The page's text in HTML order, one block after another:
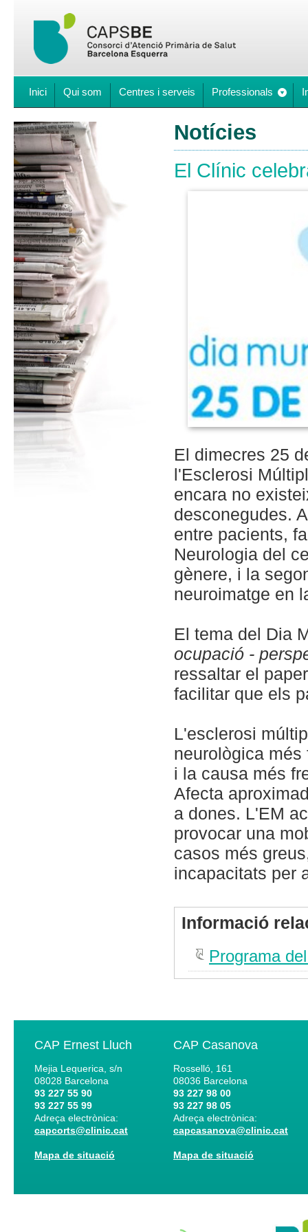
Inici Qui som Centres i serveis Professionals
Notícies
El Clínic
El dimecres 25
l'Esclerosi
encara no
desconegudes.
entre pacients,
Neurologia del
gènere, i la
neuroimatge en
El tema del Dia
ocupació -
ressaltar el
facilitar que els
L'esclerosi
neurològica
i la causa més
Afecta
a dones. L'EM
provocar una
casos més
incapacitats per
Informació
Programa
CAP Ernest Lluch
Mejia Lequerica, s/n
08028 Barcelona
93 227 55 90
93 227 55 99
Adreça electrònica:
capcorts@clinic.cat
Mapa de situació
CAP Casanova
Rosselló, 161
08036 Barcelona
93 227 98 00
93 227 98 05
Adreça electrònica:
capcasanova@clinic.cat
Mapa de situació